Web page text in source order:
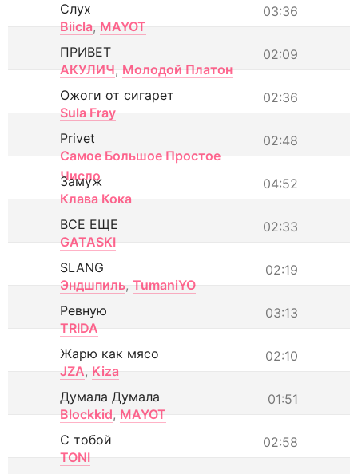
03:36
Слух
Biicla, MAYOT
02:09
ПРИВЕТ
АКУЛИЧ, Молодой Платон
02:36
Ожоги от сигарет
Sula Fray
02:48
Privet
Самое Большое Простое
Число
04:52
Замуж
Клава Кока
02:33
ВСЕ ЕЩЕ
GATASKI
02:19
SLANG
Эндшпиль, TumaniYO
03:13
Ревную
TRIDA
02:10
Жарю как мясо
JZA, Kiza
01:51
Думала Думала
Blockkid, MAYOT
02:58
С тобой
TONI